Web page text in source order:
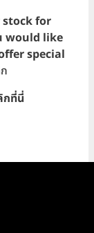
for
would like
special
กที่นี่